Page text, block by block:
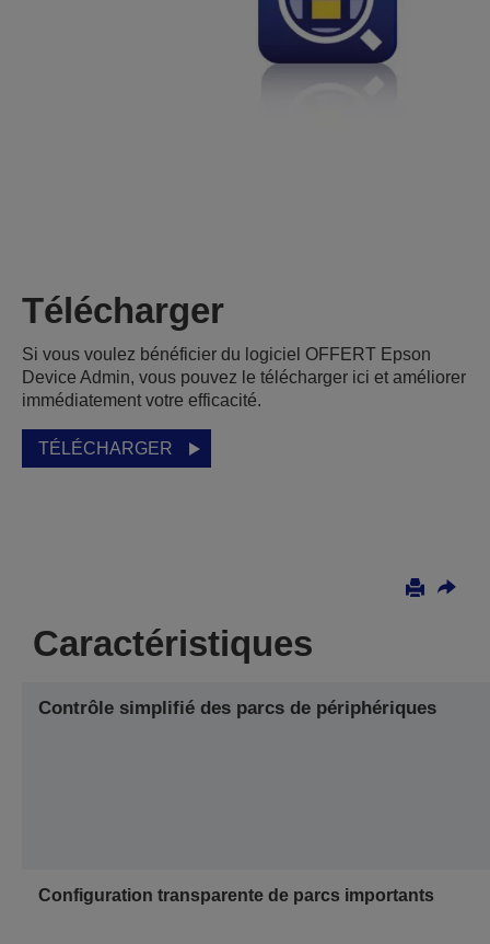
Télécharger
Si vous voulez bénéficier du logiciel OFFERT Epson
Device Admin, vous pouvez le télécharger ici et améliorer
immédiatement votre efficacité.
TÉLÉCHARGER
Caractéristiques
Contrôle simplifié des parcs de périphériques
Configuration transparente de parcs importants